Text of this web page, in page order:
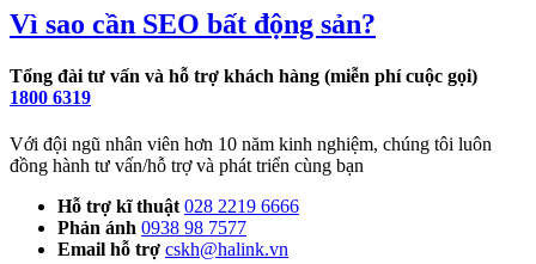
Vì sao cần SEO bất động sản?
Tổng đài tư vấn và hỗ trợ khách hàng (miễn phí cuộc gọi)
1800 6319
Với đội ngũ nhân viên hơn 10 năm kinh nghiệm, chúng tôi luôn
đồng hành tư vấn/hỗ trợ và phát triển cùng bạn
Hỗ trợ kĩ thuật 028 2219 6666
Phản ánh 0938 98 7577
Email hỗ trợ cskh@halink.vn